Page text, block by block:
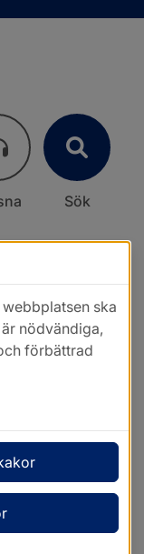
Sök
ska
nödvändiga,
förbättrad